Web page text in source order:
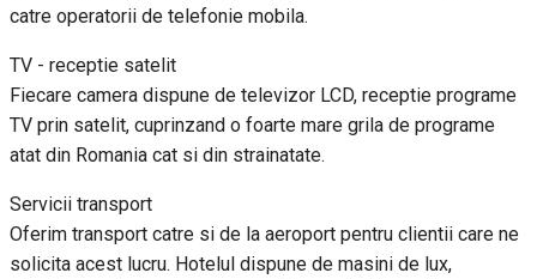
catre operatorii de telefonie mobila.
TV - receptie satelit
Fiecare camera dispune de televizor LCD, receptie programe
TV prin satelit, cuprinzand o foarte mare grila de programe
atat din Romania cat si din strainatate.
Servicii transport
Oferim transport catre si de la aeroport pentru clientii care ne
solicita acest lucru. Hotelul dispune de masini de lux,